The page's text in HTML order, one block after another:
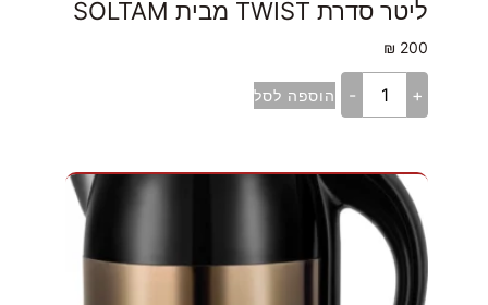
ליטר סדרת TWIST מבית SOLTAM
200
₪
+
- הוספה לסל